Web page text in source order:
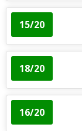
15/20
18/20
16/20